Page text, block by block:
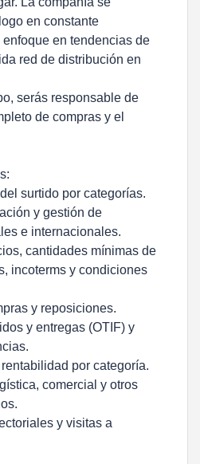
en constante
en tendencias de
red de distribución en
serás responsable de
de compras y el
surtido por categorías.
y gestión de
e internacionales.
cantidades mínimas de
incoterms y condiciones
y reposiciones.
y entregas (OTIF) y
por categoría.
comercial y otros
y visitas a